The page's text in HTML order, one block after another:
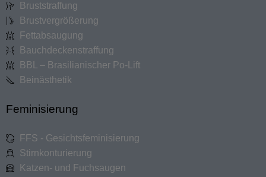
Bruststraffung
Brustvergrößerung
Fettabsaugung
Bauchdeckenstraffung
BBL – Brasilianischer Po-Lift
Beinästhetik
Feminisierung
FFS - Gesichtsfeminisierung
Stirnkonturierung
Katzen- und Fuchsaugen